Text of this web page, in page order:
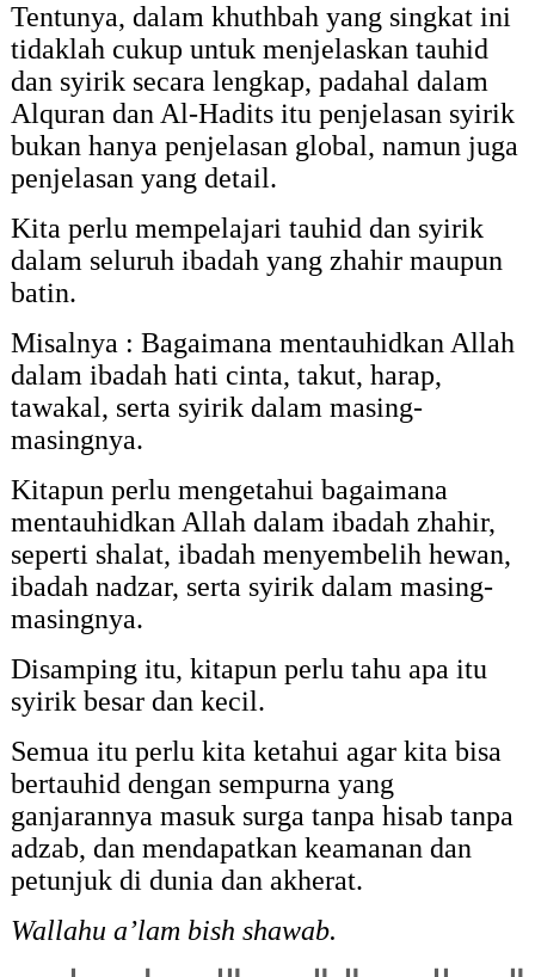
Tentunya, dalam khuthbah yang singkat ini
tidaklah cukup untuk menjelaskan tauhid
dan syirik secara lengkap, padahal dalam
Alquran dan Al-Hadits itu penjelasan syirik
bukan hanya penjelasan global, namun juga
penjelasan yang detail.
Kita perlu mempelajari tauhid dan syirik
dalam seluruh ibadah yang zhahir maupun
batin.
Misalnya : Bagaimana mentauhidkan Allah
dalam ibadah hati cinta, takut, harap,
tawakal, serta syirik dalam masing-
masingnya.
Kitapun perlu mengetahui bagaimana
mentauhidkan Allah dalam ibadah zhahir,
seperti shalat, ibadah menyembelih hewan,
ibadah nadzar, serta syirik dalam masing-
masingnya.
Disamping itu, kitapun perlu tahu apa itu
syirik besar dan kecil.
Semua itu perlu kita ketahui agar kita bisa
bertauhid dengan sempurna yang
ganjarannya masuk surga tanpa hisab tanpa
adzab, dan mendapatkan keamanan dan
petunjuk di dunia dan akherat.
Wallahu a’lam bish shawab.